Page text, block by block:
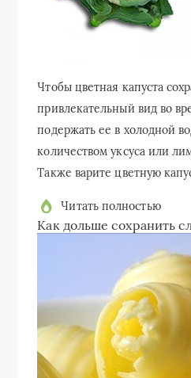
Чтобы цветная капуста
привлекательный вид во
подержать ее в холодной
количеством уксуса или
Также варите цветную
Читать полностью
Как дольше сохранить